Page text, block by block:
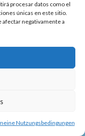
procesar datos como el
únicas en este sitio.
negativamente a
Nutzungsbedingungen
Recht,
ein Merkmal der